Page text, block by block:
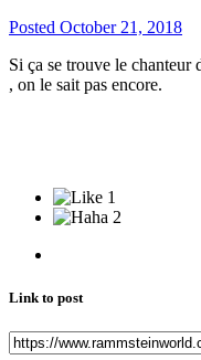
Posted October 21, 2018
Si ça se trouve le
, on le sait pas encore.
1
2
Link to post